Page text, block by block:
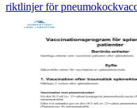
riktlinjer för